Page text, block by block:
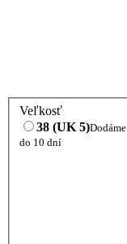
Veľkosť
38 (UK 5)Dodáme
do 10 dní